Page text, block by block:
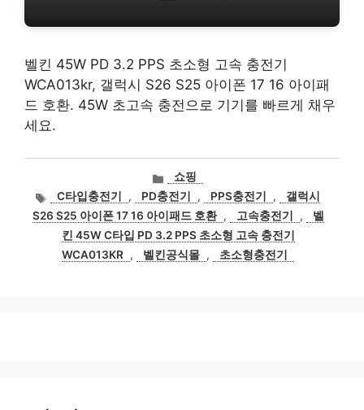
벨킨 45W PD 3.2 PPS 초소형 고속 충전기
WCA013kr, 갤럭시 S26 S25 아이폰 17 16 아이패
드 호환. 45W 초고속 충전으로 기기를 빠르게 채우
세요.
카
테
고
리
쇼핑
태
그
C타입충전기 , PD충전기 , PPS충전기 ,
갤럭시
S26 S25 아이폰 17 16 아이패드 호환 , 고속충전기 ,
벨
킨 45W C타입 PD 3.2 PPS 초소형 고속 충전기
WCA013KR
, 벨킨공식몰 , 초소형충전기